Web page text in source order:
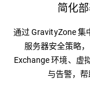
简化
通过 GravityZone 集
服务器安全策略
Exchange 环境、虚
与告警，帮